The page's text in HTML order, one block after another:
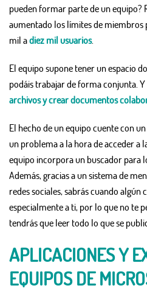
pueden formar parte de un equipo?
aumentado los límites de miembros
mil adiez mil usuarios.
El equipo supone tener un espacio
podáis trabajar de forma conjunta.
archivos y crear documentos
El hecho de un equipo cuente con
un problema a la hora de acceder a
equipo incorpora un buscador para
Además, gracias a un sistema de
redes sociales, sabrás cuando algún
especialmente a ti, por lo que no te
tendrás que leer todo lo que se
APLICACIONES Y
EQUIPOS DE